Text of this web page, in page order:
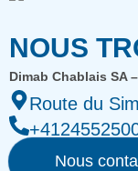
NOUS
Dimab Chablais SA
Route du
Nous